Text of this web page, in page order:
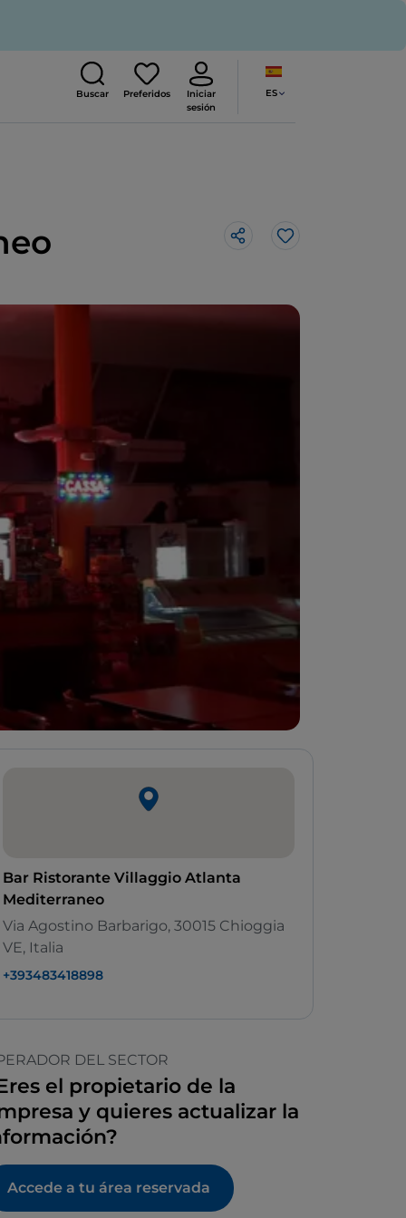
Buscar Preferidos
Iniciar
sesión
ES
Me gusta
Bar Ristorante Villaggio Atlanta
Mediterraneo
Via Agostino Barbarigo, 30015 Chioggia
VE, Italia
+393483418898
DEL SECTOR
el propietario de la
y quieres actualizar la
Accede a tu área reservada